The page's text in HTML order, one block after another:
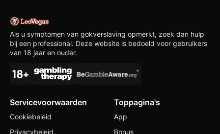
Als u symptomen van gokverslaving opmerkt, zoek dan hulp
bij een professional. Deze website is bedoeld voor gebruikers
van 18 jaar en ouder.
Servicevoorwaarden
Cookiebeleid
Privacybeleid
Toppagina's
App
Bonus